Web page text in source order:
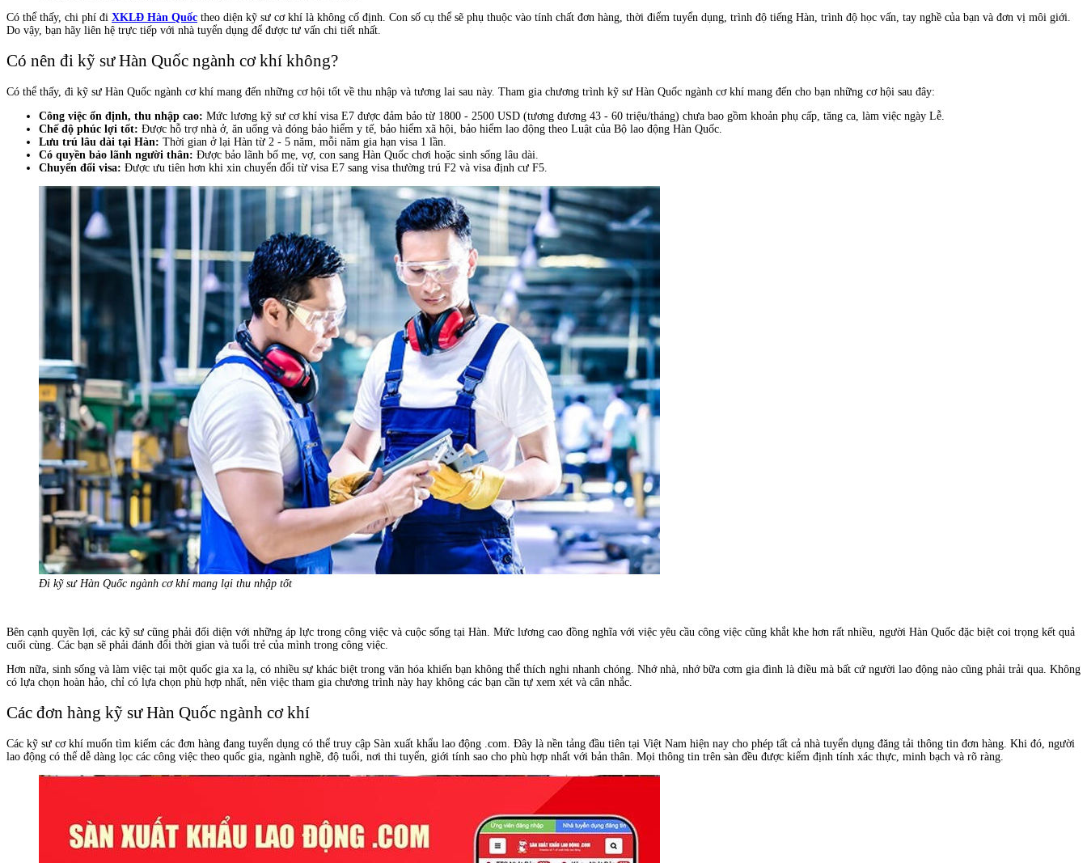
Có thể thấy, chi phí đi XKLĐ Hàn Quốc theo diện kỹ sư cơ khí là không cố định. Con số cụ thể sẽ phụ thuộc vào tính chất đơn hàng, thời điểm tuyển dụng, trình độ tiếng Hàn, trình độ học vấn, tay nghề của bạn và đơn vị môi giới.
Do vậy, bạn hãy liên hệ trực tiếp với nhà tuyển dụng để được tư vấn chi tiết nhất.
Có nên đi kỹ sư Hàn Quốc ngành cơ khí không?
Có thể thấy, đi kỹ sư Hàn Quốc ngành cơ khí mang đến những cơ hội tốt về thu nhập và tương lai sau này. Tham gia chương trình kỹ sư Hàn Quốc ngành cơ khí mang đến cho bạn những cơ hội sau đây:
Công việc ổn định, thu nhập cao: Mức lương kỹ sư cơ khí visa E7 được đảm bảo từ 1800 - 2500 USD (tương đương 43 - 60 triệu/tháng) chưa bao gồm khoản phụ cấp, tăng ca, làm việc ngày Lễ.
Chế độ phúc lợi tốt: Được hỗ trợ nhà ở, ăn uống và đóng bảo hiểm y tế, bảo hiểm xã hội, bảo hiểm lao động theo Luật của Bộ lao động Hàn Quốc.
Lưu trú lâu dài tại Hàn: Thời gian ở lại Hàn từ 2 - 5 năm, mỗi năm gia hạn visa 1 lần.
Có quyền bảo lãnh người thân: Được bảo lãnh bố mẹ, vợ, con sang Hàn Quốc chơi hoặc sinh sống lâu dài.
Chuyển đổi visa: Được ưu tiên hơn khi xin chuyển đổi từ visa E7 sang visa thường trú F2 và visa định cư F5.
Đi kỹ sư Hàn Quốc ngành cơ khí mang lại thu nhập tốt
Bên cạnh quyền lợi, các kỹ sư cũng phải đối diện với những áp lực trong công việc và cuộc sống tại Hàn. Mức lương cao đồng nghĩa với việc yêu cầu công việc cũng khắt khe hơn rất nhiều, người Hàn Quốc đặc biệt coi trọng kết quả
cuối cùng. Các bạn sẽ phải đánh đổi thời gian và tuổi trẻ của mình trong công việc.
Hơn nữa, sinh sống và làm việc tại một quốc gia xa lạ, có nhiều sự khác biệt trong văn hóa khiến bạn không thể thích nghi nhanh chóng. Nhớ nhà, nhớ bữa cơm gia đình là điều mà bất cứ người lao động nào cũng phải trải qua. Không
có lựa chọn hoàn hảo, chỉ có lựa chọn phù hợp nhất, nên việc tham gia chương trình này hay không các bạn cần tự xem xét và cân nhắc.
Các đơn hàng kỹ sư Hàn Quốc ngành cơ khí
Các kỹ sư cơ khí muốn tìm kiếm các đơn hàng đang tuyển dụng có thể truy cập Sàn xuất khẩu lao động .com. Đây là nền tảng đầu tiên tại Việt Nam hiện nay cho phép tất cả nhà tuyển dụng đăng tải thông tin đơn hàng. Khi đó, người
lao động có thể dễ dàng lọc các công việc theo quốc gia, ngành nghề, độ tuổi, nơi thi tuyển, giới tính sao cho phù hợp nhất với bản thân. Mọi thông tin trên sàn đều được kiểm định tính xác thực, minh bạch và rõ ràng.